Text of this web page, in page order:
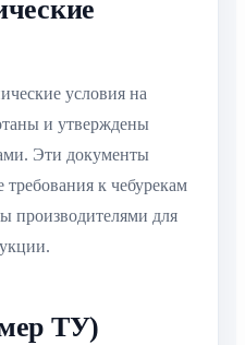
условия на
и утверждены
Эти документы
к чебурекам
производителями для
ТУ)